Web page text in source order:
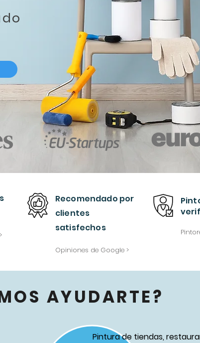
Recomendado por
clientes
satisfechos
Opiniones de Google >
AYUDARTE?
Pintura de tiendas,